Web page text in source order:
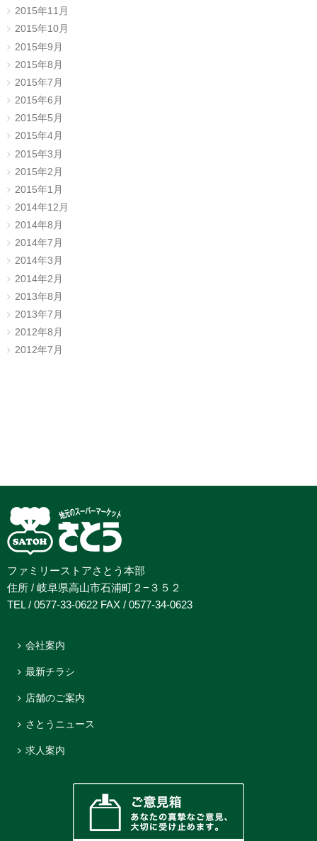
2015年11月
2015年10月
2015年9月
2015年8月
2015年7月
2015年6月
2015年5月
2015年4月
2015年3月
2015年2月
2015年1月
2014年12月
2014年8月
2014年7月
2014年3月
2014年2月
2013年8月
2013年7月
2012年8月
2012年7月
ファミリーストアさとう本部
住所 / 岐阜県高山市石浦町２−３５２
TEL / 0577-33-0622 FAX / 0577-34-0623
会社案内
最新チラシ
店舗のご案内
さとうニュース
求人案内